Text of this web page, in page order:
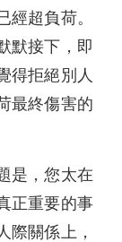
超負荷。
默接下，即
得拒絕別人
最終傷害的
是，您太在
正重要的事
際關係上，